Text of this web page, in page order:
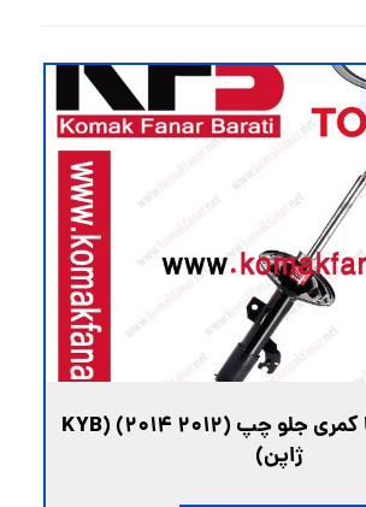
کمک فنر تویوتا کمری جلو چپ (2012 2014) (KYB
ژاپن)